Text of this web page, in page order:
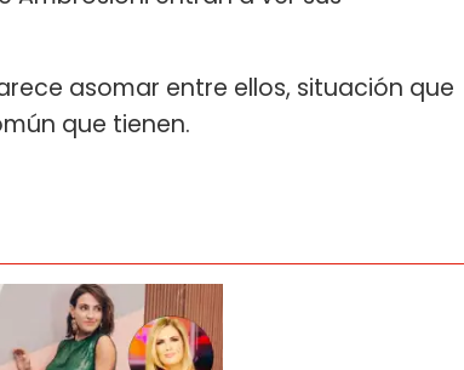
asomar entre ellos, situación que
que tienen.